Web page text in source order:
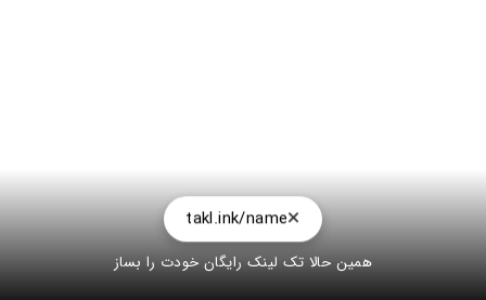
takl.ink/name
همین حالا تک لینک رایگان خودت را بساز